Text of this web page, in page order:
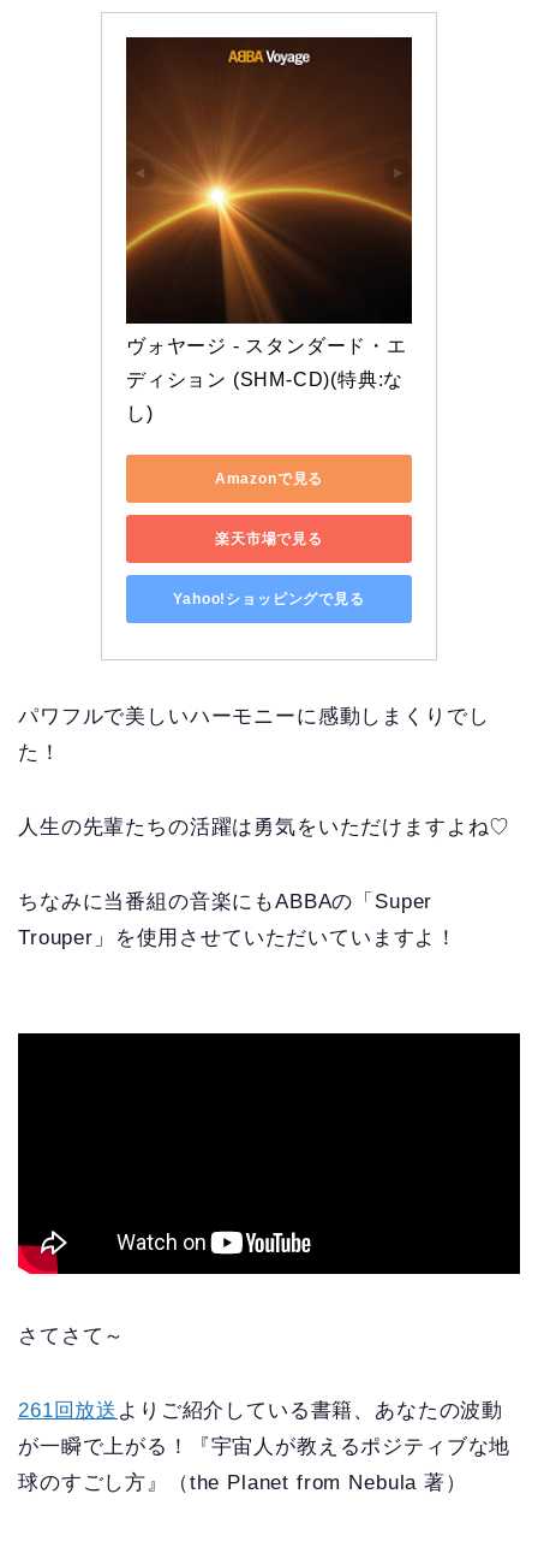
ヴォヤージ - スタンダード・エ
ディション (SHM-CD)(特典:な
し)
Amazonで見る
楽天市場で見る
Yahoo!ショッピングで見る
パワフルで美しいハーモニーに感動しまくりでし
た！
人生の先輩たちの活躍は勇気をいただけますよね♡
ちなみに当番組の音楽にもABBAの「Super
Trouper」を使用させていただいていますよ！
さてさて～
261回放送 よりご紹介している書籍、あなたの波動
が一瞬で上がる！『宇宙人が教えるポジティブな地
球のすごし方』（the Planet from Nebula 著）